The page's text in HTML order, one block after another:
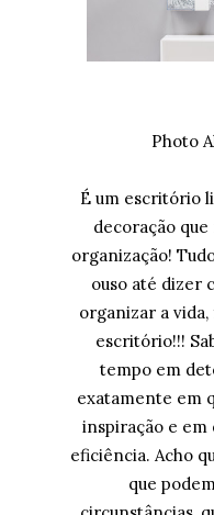
Photo
É um escritório
decoração
organização!
ouso até dizer
organizar a
escritório!!!
tempo em
exatamente em
inspiração e em
eficiência. Acho
que